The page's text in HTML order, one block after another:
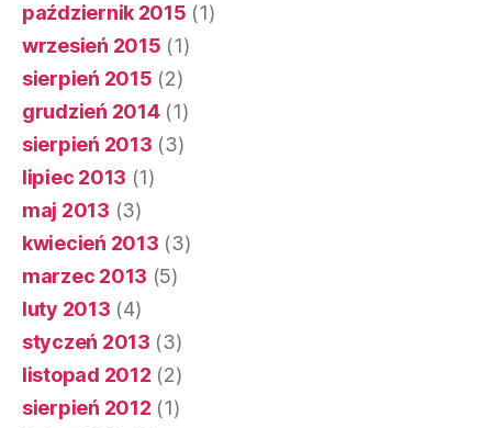
październik 2015 (1)
wrzesień 2015 (1)
sierpień 2015 (2)
grudzień 2014(1)
sierpień 2013 (3)
lipiec 2013 (1)
maj 2013 (3)
kwiecień 2013 (3)
marzec 2013 (5)
luty 2013 (4)
styczeń 2013 (3)
listopad 2012 (2)
sierpień 2012 (1)